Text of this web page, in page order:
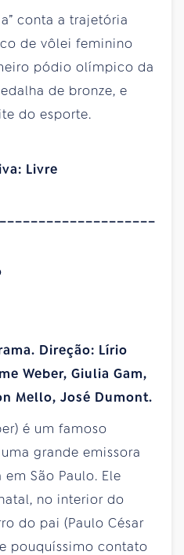
conta a trajetória
de vôlei feminino
pódio olímpico da
de bronze, e
do esporte.
Livre
Direção: Lírio
Weber, Giulia Gam,
Mello, José Dumont.
é um famoso
grande emissora
São Paulo. Ele
no interior do
do pai (Paulo César
pouquíssimo contato